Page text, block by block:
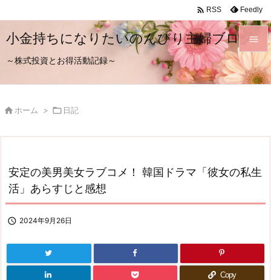
小金持ちになりたいのんびり主婦ブログ
～株式投資とお得活動記録～


メニュ
前へ
次へ
 RSS Feedly
 ホーム >  日記
安定の美男美女ラブコメ！ 韓国ドラマ「彼女の私生
活」あらすじと感想
 2024年9月26日
Copy